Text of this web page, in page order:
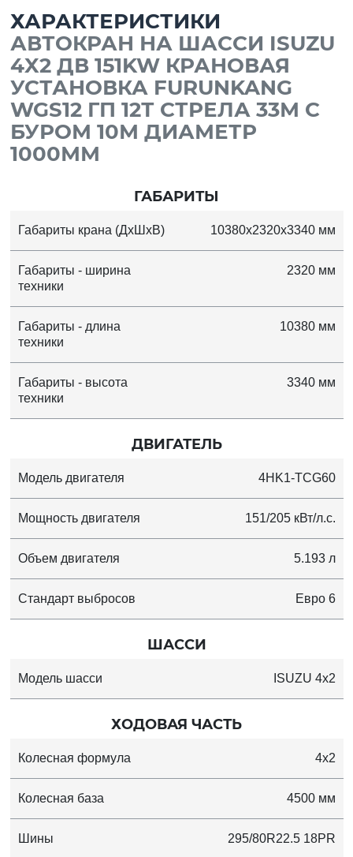
ХАРАКТЕРИСТИКИ
АВТОКРАН НА ШАССИ ISUZU
4X2 ДВ 151KW КРАНОВАЯ
УСТАНОВКА FURUNKANG
WGS12 ГП 12Т СТРЕЛА 33М С
БУРОМ 10М ДИАМЕТР
1000ММ
ГАБАРИТЫ
Габариты крана (ДхШхВ) 10380x2320x3340 мм
Габариты - ширина
техники
2320 мм
Габариты - длина
техники
10380 мм
Габариты - высота
техники
3340 мм
ДВИГАТЕЛЬ
Модель двигателя 4HK1-TCG60
Мощность двигателя 151/205 кВт/л.с.
Объем двигателя 5.193 л
Стандарт выбросов Евро 6
ШАССИ
Модель шасси ISUZU 4x2
ХОДОВАЯ ЧАСТЬ
Колесная формула 4x2
Колесная база 4500 мм
Шины 295/80R22.5 18PR